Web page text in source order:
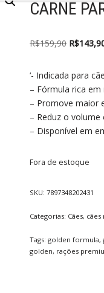
CARNE
R$159,90 R$
‘- Indicada para
– Fórmula rica
– Promove maior
– Reduz o
– Disponível em
Fora de estoque
SKU:7897348202431
Categorias: Cães,
Tags:golden formula,
golden, rações